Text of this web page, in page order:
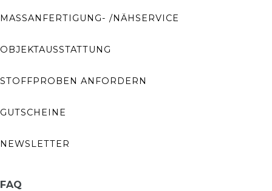
MASSANFERTIGUNG- /NÄHSERVICE
OBJEKTAUSSTATTUNG
STOFFPROBEN ANFORDERN
GUTSCHEINE
NEWSLETTER
FAQ